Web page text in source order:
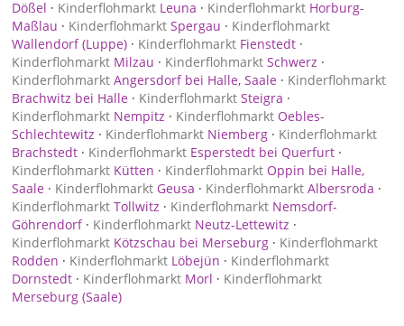
Dößel · Kinderflohmarkt Leuna · Kinderflohmarkt Horburg-
Maßlau · Kinderflohmarkt Spergau · Kinderflohmarkt
Wallendorf (Luppe) · Kinderflohmarkt Fienstedt ·
Kinderflohmarkt Milzau · Kinderflohmarkt Schwerz ·
Kinderflohmarkt Angersdorf bei Halle, Saale · Kinderflohmarkt
Brachwitz bei Halle · Kinderflohmarkt Steigra ·
Kinderflohmarkt Nempitz · Kinderflohmarkt Oebles-
Schlechtewitz · Kinderflohmarkt Niemberg · Kinderflohmarkt
Brachstedt · Kinderflohmarkt Esperstedt bei Querfurt ·
Kinderflohmarkt Kütten · Kinderflohmarkt Oppin bei Halle,
Saale · Kinderflohmarkt Geusa · Kinderflohmarkt Albersroda ·
Kinderflohmarkt Tollwitz · Kinderflohmarkt Nemsdorf-
Göhrendorf· Kinderflohmarkt Neutz-Lettewitz ·
Kinderflohmarkt Kötzschau bei Merseburg · Kinderflohmarkt
Rodden · Kinderflohmarkt Löbejün · Kinderflohmarkt
Dornstedt · Kinderflohmarkt Morl · Kinderflohmarkt
Merseburg (Saale)